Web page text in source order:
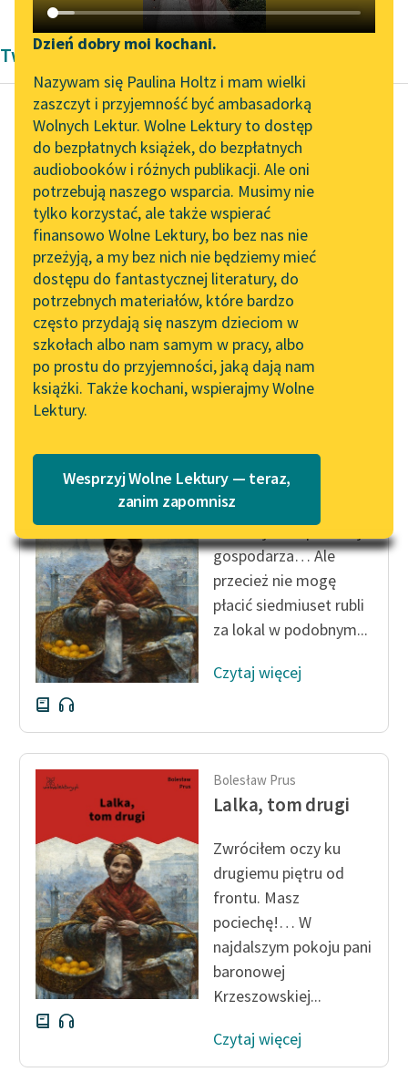
Katalog DAISY
Podkasty o książkach
Zgłoś brak utworu
Aktualności
„Prokurator Alicja Horn”
do słuchania
Byliśmy częścią AI Impact
Lab
Zapraszamy na spotkanie
online z tłumaczkami
literatury skandynawskiej
Spotkanie z Katarzyną
Tunkiel w Oslo
102. lata temu zmarł
Joseph Conrad
Lektury szkolne i klasyka
literatury do słuchania dla
uczennic i uczniów z
niepełnosprawnościami
E-kolekcja lektur
szkolnych i literatury do
słuchania dla uczennic i
uczniów z
niepełnosprawnościami
Feministyczne inspiracje.
skandynawskiej literatury
feministycznej
Ręce pełne poezji
Kolekcje edukacyjne
twórców przechodzących
do domeny publicznej,
lektur szkolnych oraz
Starego Testamentu
Odkurzamy bohaterów
Szkoła Poezji Wolnych
Narzędzia
Mapa Wolnych Lektur
Leśmianator
Przewodnik dla piszących i
czytających
API
OAI-PMH
Widget Wolnych Lektur
Przypisy
Katalog w formacie PDF
Dzień dobry moi kochani.
Nazywam się Paulina Holtz i mam wielki
zaszczyt i przyjemność być ambasadorką
Wolnych Lektur. Wolne Lektury to dostęp
do bezpłatnych książek, do bezpłatnych
audiobooków i różnych publikacji. Ale oni
potrzebują naszego wsparcia. Musimy nie
tylko korzystać, ale także wspierać
finansowo Wolne Lektury, bo bez nas nie
przeżyją, a my bez nich nie będziemy mieć
dostępu do fantastycznej literatury, do
potrzebnych materiałów, które bardzo
często przydają się naszym dzieciom w
szkołach albo nam samym w pracy, albo
po prostu do przyjemności, jaką dają nam
książki. Także kochani, wspierajmy Wolne
Lektury.
Wesprzyj Wolne Lektury — teraz,
zanim zapomnisz
Twórczość Pozytywizm Bolesław Prus
Bolesław Prus
Lalka, tom drugi
Młody człowiek oparł
się na łokciu i bystro
patrząc na mnie rzekł:
— Gospodarza?… W
tej...
Czytaj więcej
Lalka, tom drugi
— Mniejsza o pretensje
gospodarza… Ale
przecież nie mogę
płacić siedmiuset rubli
za lokal w podobnym...
Czytaj więcej
Bolesław Prus
Lalka, tom drugi
Zwróciłem oczy ku
drugiemu piętru od
frontu. Masz
pociechę!… W
najdalszym pokoju pani
baronowej
Krzeszowskiej...
Czytaj więcej